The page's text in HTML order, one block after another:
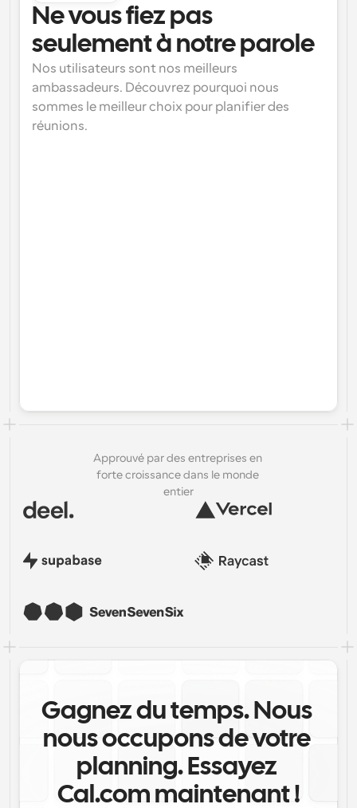
Ne vous fiez pas
seulement à notre parole
Nos utilisateurs sont nos meilleurs
ambassadeurs. Découvrez pourquoi nous
sommes le meilleur choix pour planifier des
réunions.
Approuvé par des entreprises en
forte croissance dans le monde
entier
Gagnez du temps. Nous
nous occupons de votre
planning. Essayez
Cal.com maintenant !